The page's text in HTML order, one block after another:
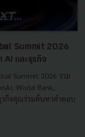
Summit 2026
AI และธุรกิจ
Summit 2026 รวม
World Bank,
กิจคุณร่วมค้นหาคำตอบ